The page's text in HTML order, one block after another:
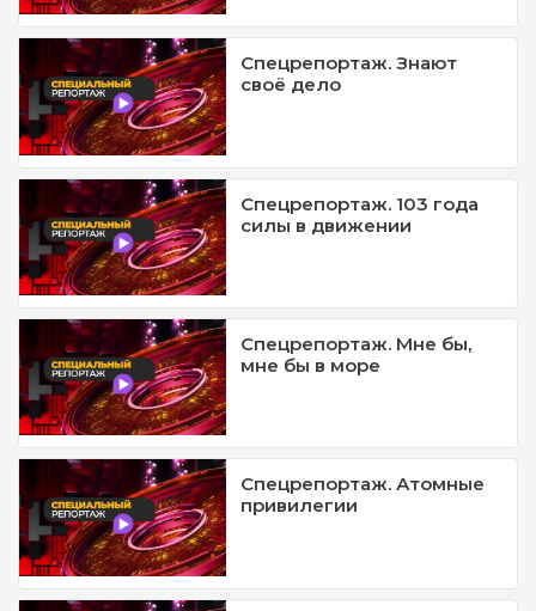
Спецрепортаж. Знают
своё дело
Спецрепортаж. 103 года
силы в движении
Спецрепортаж. Мне бы,
мне бы в море
Спецрепортаж. Атомные
привилегии